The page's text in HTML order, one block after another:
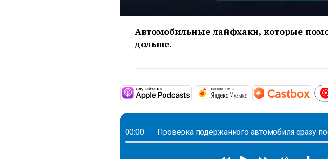
Автомобильные лайфхаки, которые
дольше.
https://podcasts.apple.com/ru/
https://
00:00 Проверка подержанного автомобиля сразу